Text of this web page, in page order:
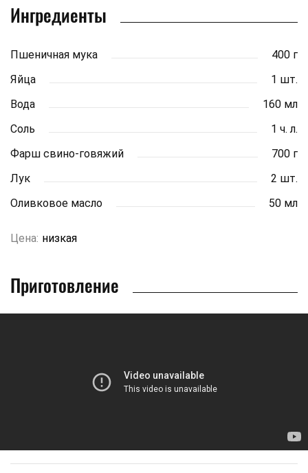
Ингредиенты
Пшеничная мука
400 г
Яйца
1 шт.
Вода
160 мл
Соль
1 ч. л.
Фарш свино-говяжий
700 г
Лук
2 шт.
Оливковое масло
50 мл
Цена: низкая
Приготовление